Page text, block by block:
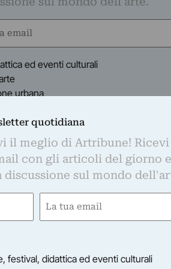
ed eventi culturali
urbana
dell'arte, nel rispetto della privacy come
e trattati secondo le modalità riportate in
email.
quotidiana
il meglio di Artribune!
con gli articoli del giorno
discussione sul mondo
Email
festival, didattica ed eventi culturali